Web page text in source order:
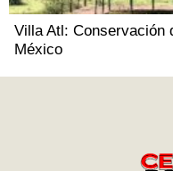
Villa Atl: Conservación
México